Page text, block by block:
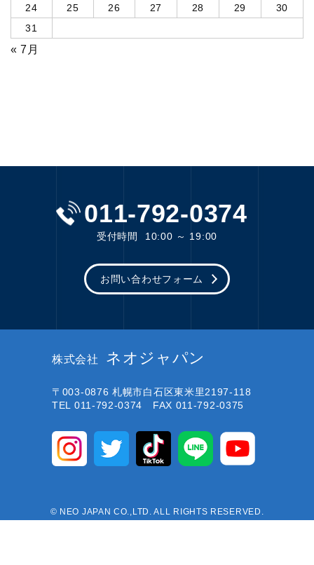
24
25 26 27 28 29
30
31
« 7月
011-792-0374
受付時間 10:00 ～ 19:00
お問い合わせフォーム
株式会社 ネオジャパン
〒003-0876 札幌市白石区東米里2197-118
TEL 011-792-0374 FAX 011-792-0375
© NEO JAPAN CO.,LTD. ALL RIGHTS RESERVED.